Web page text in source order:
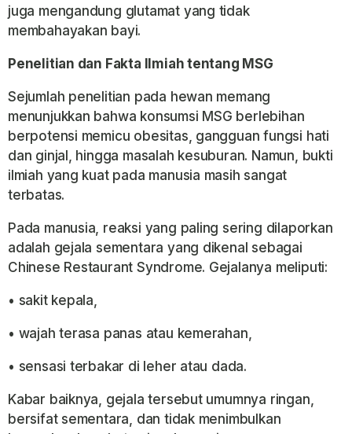
juga mengandung glutamat yang tidak
membahayakan bayi.
Penelitian dan Fakta Ilmiah tentang MSG
Sejumlah penelitian pada hewan memang
menunjukkan bahwa konsumsi MSG berlebihan
berpotensi memicu obesitas, gangguan fungsi hati
dan ginjal, hingga masalah kesuburan. Namun, bukti
ilmiah yang kuat pada manusia masih sangat
terbatas.
Pada manusia, reaksi yang paling sering dilaporkan
adalah gejala sementara yang dikenal sebagai
Chinese Restaurant Syndrome. Gejalanya meliputi:
• sakit kepala,
• wajah terasa panas atau kemerahan,
• sensasi terbakar di leher atau dada.
Kabar baiknya, gejala tersebut umumnya ringan,
bersifat sementara, dan tidak menimbulkan